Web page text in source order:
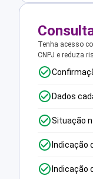
Tenha acesso
CNPJ e reduza
Dados
Situação
Indicação
Indicação